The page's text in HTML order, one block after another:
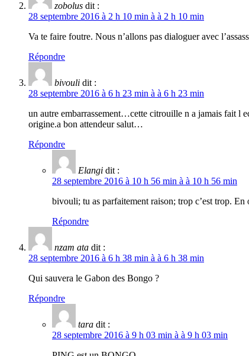
zobolus dit :
28 septembre 2016 à 2 h 10 min à à 2 h 10 min
Va te faire foutre. Nous n’allons pas dialoguer avec
Répondre
bivouli dit :
28 septembre 2016 à 6 h 23 min à à 6 h 23 min
un autre embarrassement…cette citrouille n a jamais fait l
origine.a bon attendeur salut…
Répondre
Elangi dit :
28 septembre 2016 à 10 h 56 min à à 10 h 56 min
bivouli; tu as parfaitement raison; trop c’est trop.
Répondre
nzam ata dit :
28 septembre 2016 à 6 h 38 min à à 6 h 38 min
Qui sauvera le Gabon des Bongo ?
Répondre
tara dit :
28 septembre 2016 à 9 h 03 min à à 9 h 03 min